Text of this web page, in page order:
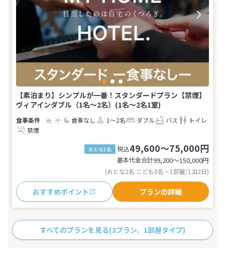
【素泊まり】シンプルが一番！スタンダードプラン【禁煙】
ヴィアインダブル（1名〜2名）(1名～2名1室)
食事なし 1～2名 ダブル バス
トイレ
禁煙
おとな1名 税込49,600～75,000円
基本代金合計99,200〜150,000円
(おとな2名 こども0名・1部屋/1泊2日)
おすすめポイント プランの詳細
すべてのプランを見る(3プラン、1部屋タイプ)